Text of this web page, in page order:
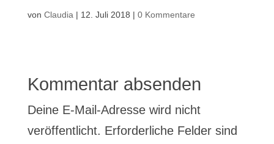
von Claudia | 12. Juli 2018 | 0 Kommentare
Kommentar absenden
Deine E-Mail-Adresse wird nicht
veröffentlicht. Erforderliche Felder sind